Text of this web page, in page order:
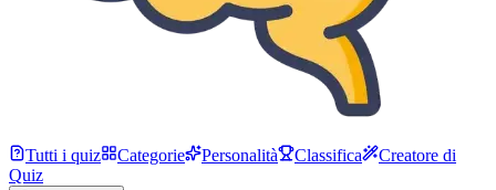
Tutti i quiz Categorie Personalità Classifica
Creatore di
Quiz